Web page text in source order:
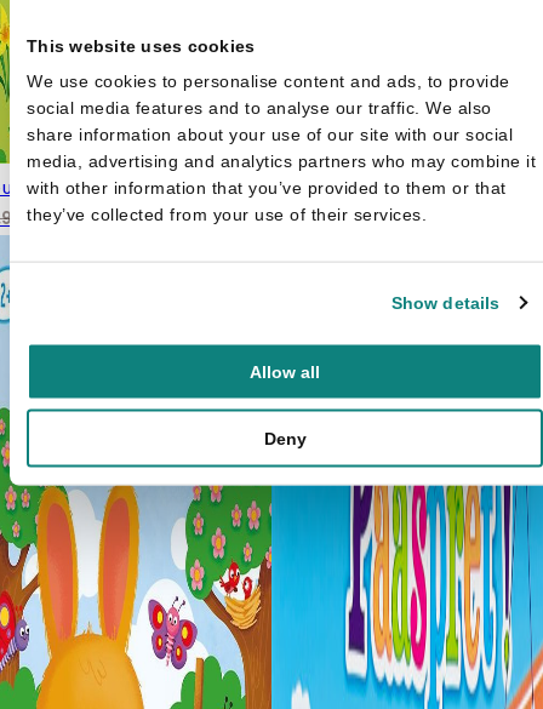
This website uses cookies
We use cookies to personalise content and ads, to provide
social media features and to analyse our traffic. We also
share information about your use of our site with our social
media, advertising and analytics partners who may combine it
with other information that you’ve provided to them or that
they’ve collected from your use of their services.
Show details
Allow all
Deny
met water - Pasen
Oorspronkelijke prijs
was: €8,99.
€5,99 Huidige prijs is:
Schilderstudio Pasen €9,99
Oorspronkelijke prijs was:
€ 7,99Huidige prijs is: €7,99.